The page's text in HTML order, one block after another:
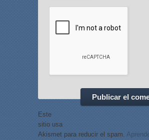
Este
sitio usa
Akismet para reducir el spam.